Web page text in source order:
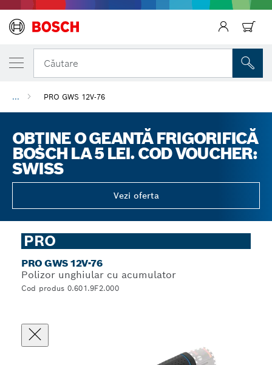
Căutare
... PRO GWS 12V-76
OBȚINE O GEANTĂ FRIGORIFICĂ
BOSCH LA 5 LEI. COD VOUCHER:
SWISS
Vezi oferta
PRO
PRO GWS 12V-76
Polizor unghiular cu acumulator
Cod produs 0.601.9F2.000